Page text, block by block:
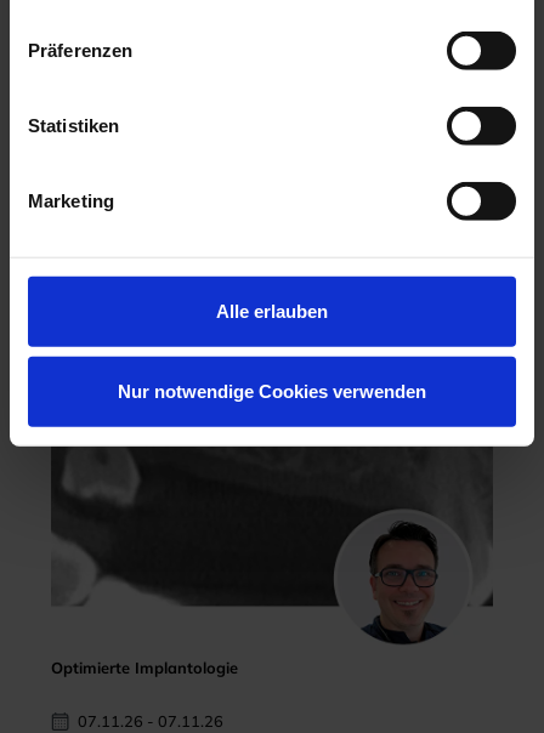
Präferenzen
Statistiken
Marketing
Alle erlauben
Nur notwendige Cookies verwenden
Optimierte Implantologie
07.11.26 - 07.11.26